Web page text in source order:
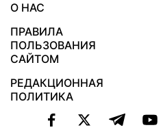
О НАС
ПРАВИЛА
ПОЛЬЗОВАНИЯ
САЙТОМ
РЕДАКЦИОННАЯ
ПОЛИТИКА